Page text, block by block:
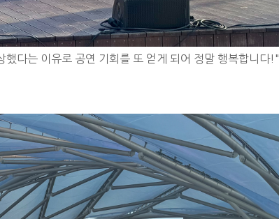
했다는 이유로 공연 기회를 또 얻게 되어 정말 행복합니다!"